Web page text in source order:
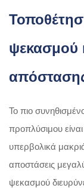
ψεκασμού
Το πιο
προπλύσιμου
υπερβολικά
αποστάσεις
ψεκασμού